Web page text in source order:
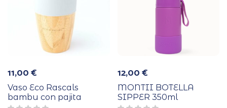
11,00€
Vaso Eco Rascals
bambu con pajita
12,00€
MONTII BOTELLA
SIPPER 350ml